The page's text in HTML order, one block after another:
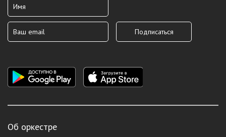
Об оркестре